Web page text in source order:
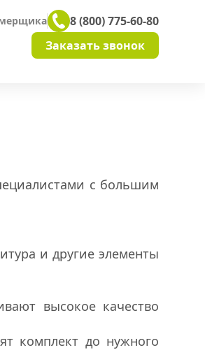
8 (800) 775-60-80
Заказать звонок
с большим
и другие элементы
высокое качество
комплект до нужного